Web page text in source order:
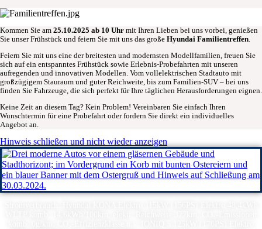
Kommen Sie am 25.10.2025 ab 10 Uhr mit Ihren Lieben bei uns vorbei, genießen
Sie unser Frühstück und feiern Sie mit uns das große Hyundai Familientreffen.
Feiern Sie mit uns eine der breitesten und modernsten Modellfamilien, freuen Sie
sich auf ein entspanntes Frühstück sowie Erlebnis-Probefahrten mit unseren
aufregenden und innovativen Modellen. Vom vollelektrischen Stadtauto mit
großzügigem Stauraum und guter Reichweite, bis zum Familien-SUV – bei uns
finden Sie Fahrzeuge, die sich perfekt für Ihre täglichen Herausforderungen eignen.
Keine Zeit an diesem Tag? Kein Problem! Vereinbaren Sie einfach Ihren
Wunschtermin für eine Probefahrt oder fordern Sie direkt ein individuelles
Angebot an.
Hinweis schließen und nicht wieder anzeigen